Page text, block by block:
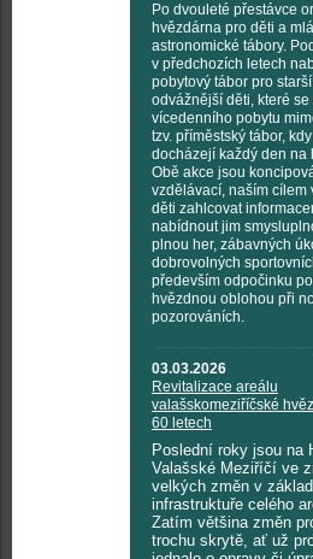
Po dvouleté přestávce
hvězdárna pro děti a
astronomické tábory.
v předchozích letech
pobytový tábor pro
odvážnější děti, které
vícedenního pobytu
tzv. příměstský tábor,
docházejí každý den na
Obě akce jsou
vzdělávací, naším cílem
děti zahlcovat
nabídnout jim
plnou her, zábavných
dobrovolných
především odpočinku
hvězdnou oblohou při
pozorováních.
03.03.2026
Revitalizace areálu
valašskomeziříčské
60 letech
Poslední roky jsou na
Valašské Meziříčí ve
velkých změn v
infrastruktuře celého
Zatím většina změn
trochu skrytě, ať už